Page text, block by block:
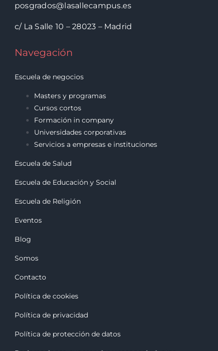
posgrados@lasallecampus.es
c/ La Salle 10 – 28023 – Madrid
Navegación
Escuela de negocios
Masters y programas
Cursos cortos
Formación in company
Universidades corporativas
Servicios a empresas e instituciones
Escuela de Salud
Escuela de Educación y Social
Escuela de Religión
Eventos
Blog
Somos
Contacto
Política de cookies
Política de privacidad
Política de protección de datos